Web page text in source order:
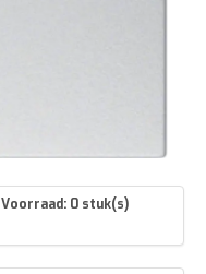
Voorraad: 0 stuk(s)